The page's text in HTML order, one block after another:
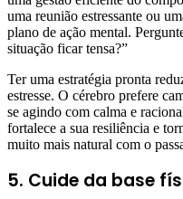
uma reunião estressante ou
plano de ação mental.
situação ficar tensa?”
Ter uma estratégia pronta
estresse. O cérebro prefere
se agindo com calma e
fortalece a sua resiliência e
muito mais natural com o
5. Cuide da base